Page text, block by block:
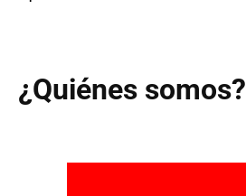
¿Quiénes somos?